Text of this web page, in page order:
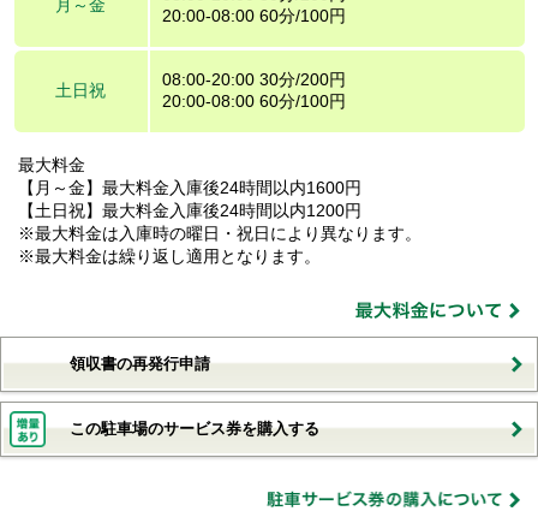
月～金
20:00-08:00 60分/100円
土日祝
08:00-20:00 30分/200円
20:00-08:00 60分/100円
最大料金
【月～金】最大料金入庫後24時間以内1600円
【土日祝】最大料金入庫後24時間以内1200円
※最大料金は入庫時の曜日・祝日により異なります。
※最大料金は繰り返し適用となります。
領収書の再発行申請
この駐車場のサービス券を購入する